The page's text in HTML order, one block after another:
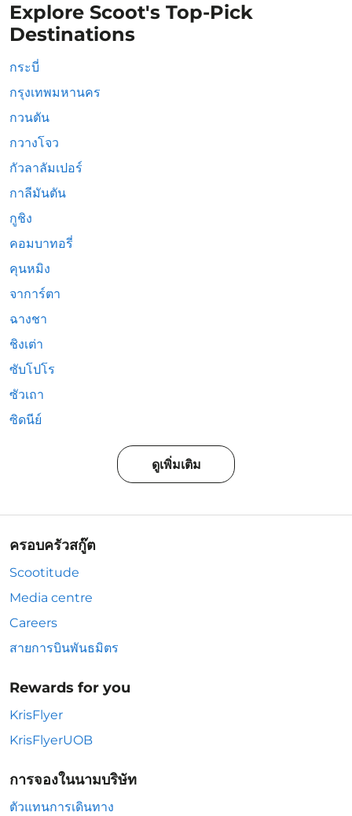
Explore Scoot's Top-Pick
Destinations
กระบี่
กรุงเทพมหานคร
กวนตัน
กวางโจว
กัวลาลัมเปอร์
กาลีมันตัน
กูชิง
คอมบาทอรี่
คุนหมิง
จาการ์ตา
ฉางชา
ชิงเต่า
ซับโปโร
ซัวเถา
ซิดนีย์
ดูเพิ่มเติม
ครอบครัวสกู๊ต
Scootitude
Media centre
Careers
สายการบินพันธมิตร
Rewards for you
KrisFlyer
KrisFlyerUOB
การจองในนามบริษัท
ตัวแทนการเดินทาง